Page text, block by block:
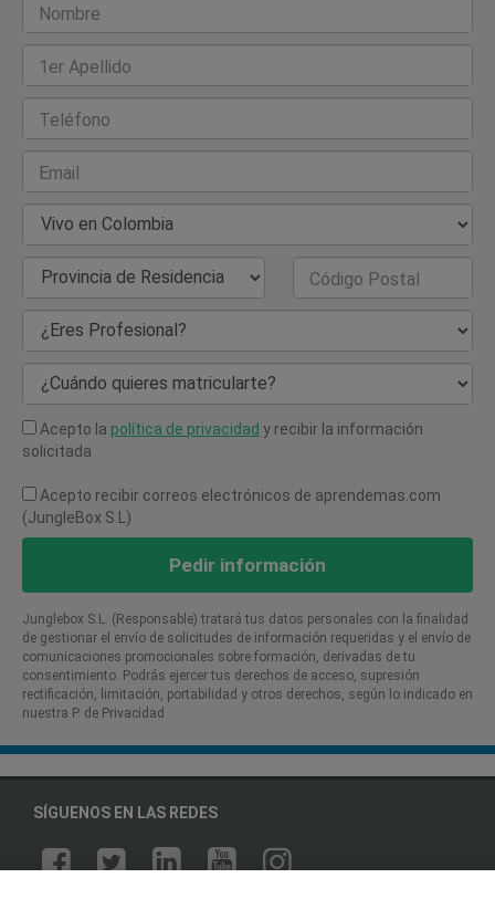
Nombre
1er Apellido
Teléfono
Email
País de Residencia
Provincia de Residencia Código Postal
¿Eres Profesional?
¿Cuándo quieres matricularte?
Acepto la política de privacidad y recibir la información
solicitada
Acepto recibir correos electrónicos de aprendemas.com
(JungleBox S.L)
Pedir información
Junglebox S.L. (Responsable) tratará tus datos personales con la finalidad
de gestionar el envío de solicitudes de información requeridas y el envío de
comunicaciones promocionales sobre formación, derivadas de tu
consentimiento. Podrás ejercer tus derechos de acceso, supresión
rectificación, limitación, portabilidad y otros derechos, según lo indicado en
nuestra P. de Privacidad​
SÍGUENOS EN LAS REDES